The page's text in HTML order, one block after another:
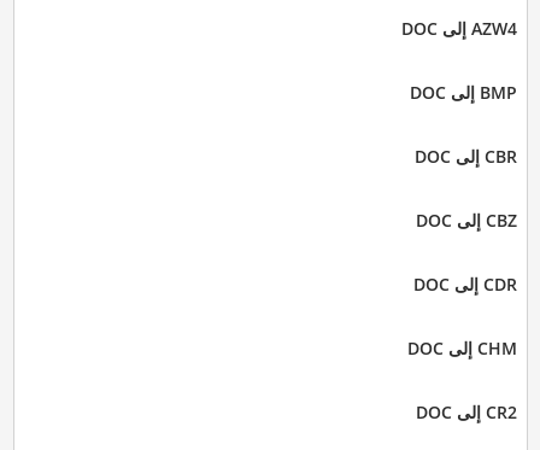
AZW4 إلى DOC
BMP إلى DOC
CBR إلى DOC
CBZ إلى DOC
CDR إلى DOC
CHM إلى DOC
CR2 إلى DOC